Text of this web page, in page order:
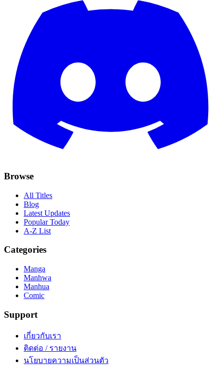
Browse
All Titles
Blog
Latest Updates
Popular Today
A-Z List
Categories
Manga
Manhwa
Manhua
Comic
Support
เกี่ยวกับเรา
ติดต่อ / รายงาน
นโยบายความเป็นส่วนตัว